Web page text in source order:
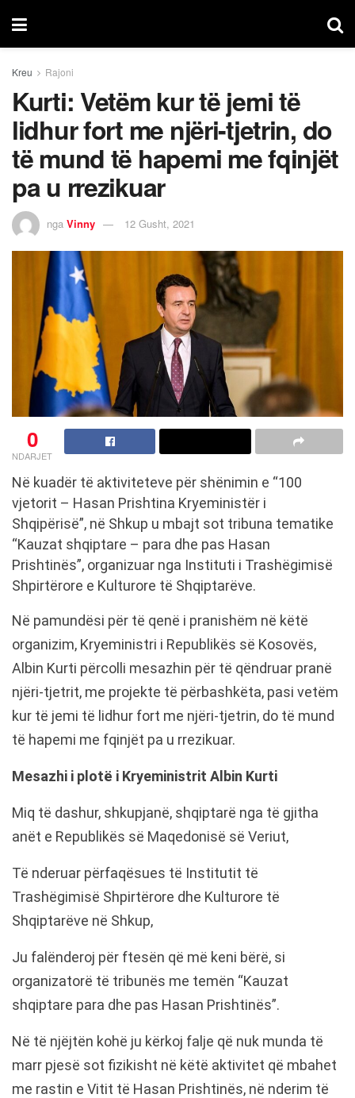
Kreu Rajoni
Kurti: Vetëm kur të jemi të
lidhur fort me njëri-tjetrin, do
të mund të hapemi me fqinjët
pa u rrezikuar
nga Vinny 12 Gusht, 2021
0
NDARJET
Në kuadër të aktiviteteve për shënimin e “100
vjetorit – Hasan Prishtina Kryeministër i
Shqipërisë”, në Shkup u mbajt sot tribuna tematike
“Kauzat shqiptare – para dhe pas Hasan
Prishtinës”, organizuar nga Instituti i Trashëgimisë
Shpirtërore e Kulturore të Shqiptarëve.
Në pamundësi për të qenë i pranishëm në këtë
organizim, Kryeministri i Republikës së Kosovës,
Albin Kurti përcolli mesazhin për të qëndruar pranë
njëri-tjetrit, me projekte të përbashkëta, pasi vetëm
kur të jemi të lidhur fort me njëri-tjetrin, do të mund
të hapemi me fqinjët pa u rrezikuar.
Mesazhi i plotë i Kryeministrit Albin Kurti
Miq të dashur, shkupjanë, shqiptarë nga të gjitha
anët e Republikës së Maqedonisë së Veriut,
Të nderuar përfaqësues të Institutit të
Trashëgimisë Shpirtërore dhe Kulturore të
Shqiptarëve në Shkup,
Ju falënderoj për ftesën që më keni bërë, si
organizatorë të tribunës me temën “Kauzat
shqiptare para dhe pas Hasan Prishtinës”.
Në të njëjtën kohë ju kërkoj falje që nuk munda të
marr pjesë sot fizikisht në këtë aktivitet që mbahet
me rastin e Vitit të Hasan Prishtinës, në nderim të